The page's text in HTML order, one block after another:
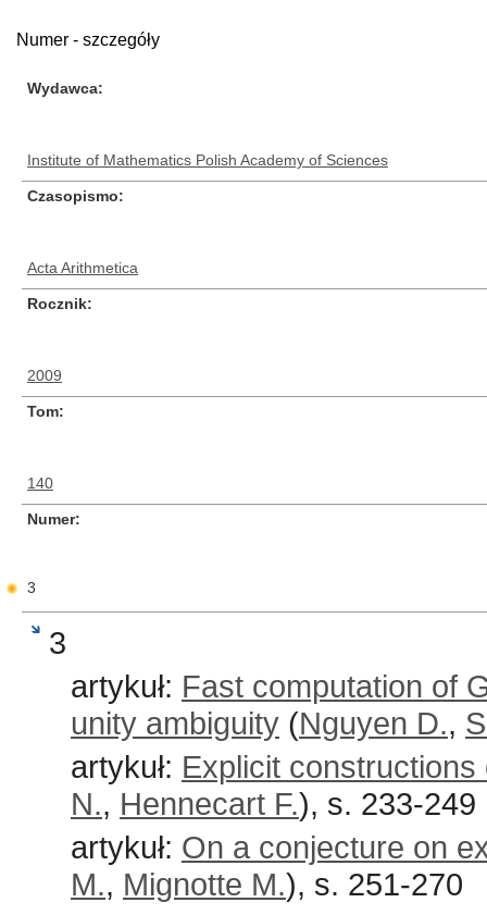
Numer - szczegóły
Wydawca
Institute of Mathematics Polish Academy of Sciences
Czasopismo
Acta Arithmetica
Rocznik
2009
Tom
140
Numer
3
3
artykuł: Fast computation of
unity ambiguity (Nguyen D.,
artykuł: Explicit
N., Hennecart F.), s. 233-249
artykuł: On a conjecture on
M., Mignotte M.), s. 251-270